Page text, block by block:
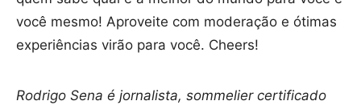
você mesmo! Aproveite com moderação e ótimas
experiências virão para você. Cheers!
Rodrigo Sena é jornalista, sommelier certificado